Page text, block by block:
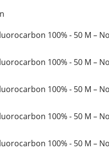
JIGGING
Λιπαντικά
100% - 50 M –
100% - 50 M –
100% - 50 M –
100% - 50 M –
100% - 50 M –